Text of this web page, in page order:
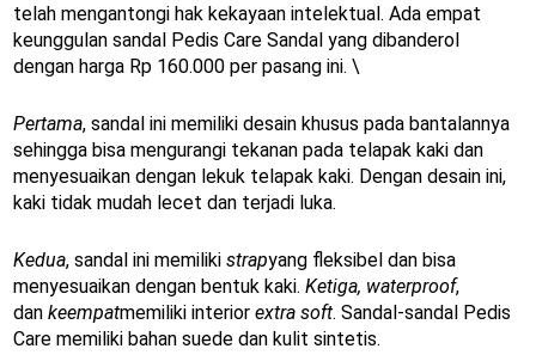
telah mengantongi hak kekayaan intelektual. Ada empat
keunggulan sandal Pedis Care Sandal yang dibanderol
dengan harga Rp 160.000 per pasang ini. \
Pertama, sandal ini memiliki desain khusus pada bantalannya
sehingga bisa mengurangi tekanan pada telapak kaki dan
menyesuaikan dengan lekuk telapak kaki. Dengan desain ini,
kaki tidak mudah lecet dan terjadi luka.
Kedua, sandal ini memiliki strapyang fleksibel dan bisa
menyesuaikan dengan bentuk kaki. Ketiga, waterproof,
dan keempatmemiliki interior extra soft. Sandal-sandal Pedis
Care memiliki bahan suede dan kulit sintetis.